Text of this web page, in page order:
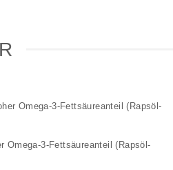
Omega-3-Fettsäureanteil (Rapsöl-